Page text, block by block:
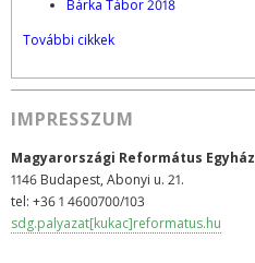
Bárka Tábor 2018
További cikkek
IMPRESSZUM
Magyarországi Református Egyház
1146 Budapest, Abonyi u. 21.
tel: +36 1 4600700/103
sdg.palyazat[kukac]reformatus.hu